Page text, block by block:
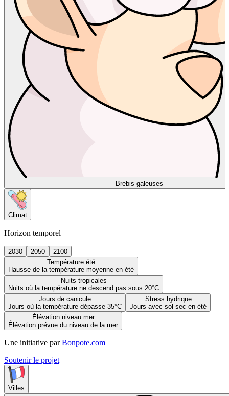
Brebis galeuses
Climat
Horizon temporel
2030 2050
2100
Température été
Hausse de la température moyenne en été
Nuits tropicales
Nuits où la température ne descend pas sous 20°C
Jours de canicule
Jours où la température dépasse 35°C
Stress hydrique
Jours avec sol sec en été
Élévation niveau mer
Élévation prévue du niveau de la mer
Une initiative par Bonpote.com
Soutenir le projet
Villes